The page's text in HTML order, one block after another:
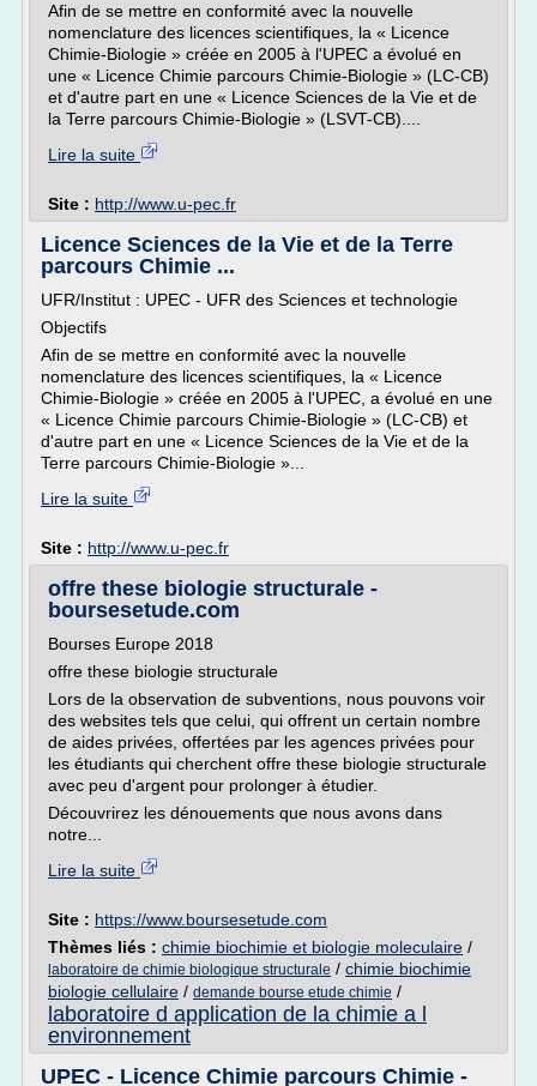
Afin de se mettre en conformité avec la nouvelle
nomenclature des licences scientifiques, la « Licence
Chimie-Biologie » créée en 2005 à l'UPEC a évolué en
une « Licence Chimie parcours Chimie-Biologie » (LC-CB)
et d'autre part en une « Licence Sciences de la Vie et de
la Terre parcours Chimie-Biologie » (LSVT-CB)....
Lire la suite
Site : http://www.u-pec.fr
Licence Sciences de la Vie et de la Terre
parcours Chimie ...
UFR/Institut : UPEC - UFR des Sciences et technologie
Objectifs
Afin de se mettre en conformité avec la nouvelle
nomenclature des licences scientifiques, la « Licence
Chimie-Biologie » créée en 2005 à l'UPEC, a évolué en une
« Licence Chimie parcours Chimie-Biologie » (LC-CB) et
d'autre part en une « Licence Sciences de la Vie et de la
Terre parcours Chimie-Biologie »...
Lire la suite
Site : http://www.u-pec.fr
offre these biologie structurale -
boursesetude.com
Bourses Europe 2018
offre these biologie structurale
Lors de la observation de subventions, nous pouvons voir
des websites tels que celui, qui offrent un certain nombre
de aides privées, offertées par les agences privées pour
les étudiants qui cherchent offre these biologie structurale
avec peu d'argent pour prolonger à étudier.
Découvrirez les dénouements que nous avons dans
notre...
Lire la suite
Site : https://www.boursesetude.com
Thèmes liés : chimie biochimie et biologie moleculaire /
laboratoire de chimie biologique structurale / chimie biochimie
biologie cellulaire / demande bourse etude chimie /
laboratoire d application de la chimie a l
environnement
UPEC - Licence Chimie parcours Chimie -